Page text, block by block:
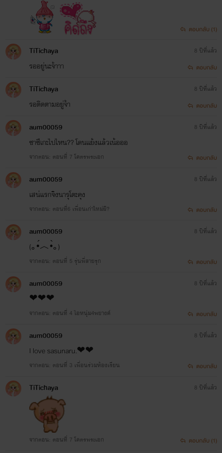
ตอบกลับ (1)
TiTichaya
รออยู่นะจ้าาา
8 ปีที่แล้ว
ตอบกลับ
TiTichaya
รอติดตามอยู่จ้า
8 ปีที่แล้ว
ตอบกลับ
aum00059
ซาซึเกะไปไหน?? โดนเเย้งแล้วเน้อออ
จากตอน: ตอนที่ 7 โคตรพระเอก
8 ปีที่แล้ว
ตอบกลับ
aum00059
เสน่แรกจิงนารุโตะคุง
จากตอน: ตอนที่6 เพื่อนเก่าใหม่ผี?
8 ปีที่แล้ว
ตอบกลับ
aum00059
(｡•́︿•̀｡)
จากตอน: ตอนที่ 5 รุ่นพี่สายรุก
8 ปีที่แล้ว
ตอบกลับ
aum00059
❤❤❤
จากตอน: ตอนที่ 4 ไอหนุ่ม4พยางค์
8 ปีที่แล้ว
ตอบกลับ
aum00059
I love sasunaru.❤❤
จากตอน: ตอนที่ 3 เพื่อนร่วมห้องเรียน
8 ปีที่แล้ว
ตอบกลับ
TiTichaya
จากตอน: ตอนที่ 7 โคตรพระเอก
8 ปีที่แล้ว
ตอบกลับ (1)